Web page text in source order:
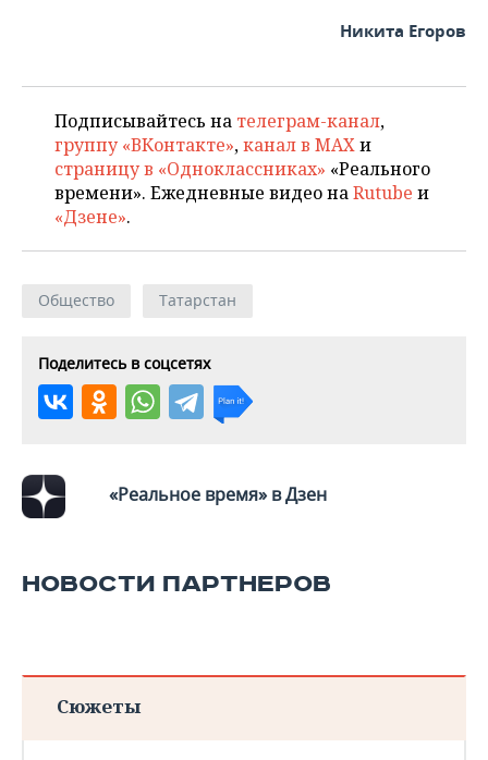
Никита Егоров
Подписывайтесь на телеграм-канал,
группу «ВКонтакте»,канал в MAXи
страницу в «Одноклассниках» «Реального
времени». Ежедневные видео наRutube и
«Дзене».
Общество Татарстан
Поделитесь в соцсетях
«Реальное время» в Дзен
НОВОСТИ ПАРТНЕРОВ
Сюжеты